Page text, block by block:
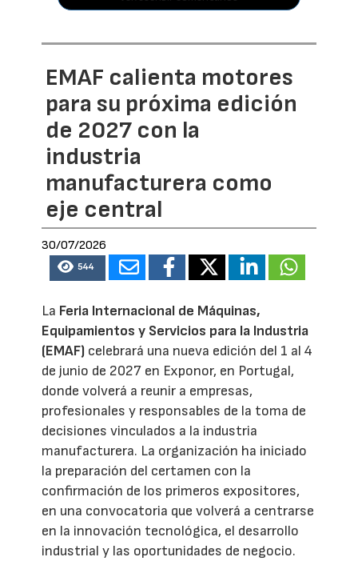
EMAF calienta motores
para su próxima edición
de 2027 con la
industria
manufacturera como
eje central
30/07/2026
544
La Feria Internacional de Máquinas,
Equipamientos y Servicios para la Industria
(EMAF) celebrará una nueva edición del 1 al 4
de junio de 2027 en Exponor, en Portugal,
donde volverá a reunir a empresas,
profesionales y responsables de la toma de
decisiones vinculados a la industria
manufacturera. La organización ha iniciado
la preparación del certamen con la
confirmación de los primeros expositores,
en una convocatoria que volverá a centrarse
en la innovación tecnológica, el desarrollo
industrial y las oportunidades de negocio.